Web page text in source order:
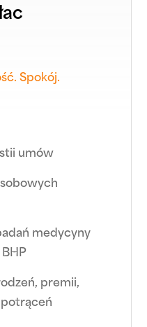
Spokój.
umów
medycyny
premii,